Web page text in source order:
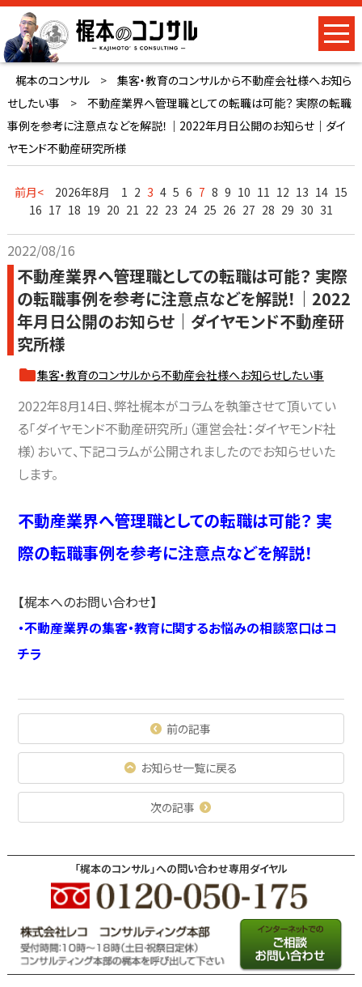
梶本のコンサル >
集客・教育のコンサルから不動産会社様へお知ら
せしたい事
>
不動産業界へ管理職としての転職は可能？ 実際の転職
事例を参考に注意点などを解説！｜2022年月日公開のお知らせ｜ダイ
ヤモンド不動産研究所様
前月< 2026年8月 1 2 3 4 5 6 7 8 9 10 11 12 13 14 15
16 17 18 19 20 21 22 23 24 25 26 27 28 29 30 31
2022/08/16
不動産業界へ管理職としての転職は可能？ 実際
の転職事例を参考に注意点などを解説！｜2022
年月日公開のお知らせ｜ダイヤモンド不動産研
究所様
集客・教育のコンサルから不動産会社様へお知らせしたい事
2022年8月14日、弊社梶本がコラムを執筆させて頂いてい
る「ダイヤモンド不動産研究所」（運営会社：ダイヤモンド社
様）おいて、下記コラムが公開されましたのでお知らせいた
します。
不動産業界へ管理職としての転職は可能？ 実
際の転職事例を参考に注意点などを解説！
【梶本へのお問い合わせ】
・不動産業界の集客・教育に関するお悩みの相談窓口はコ
チラ
前の記事
お知らせ一覧に戻る
次の記事
「梶本のコンサル」への問い合わせ専用ダイヤル